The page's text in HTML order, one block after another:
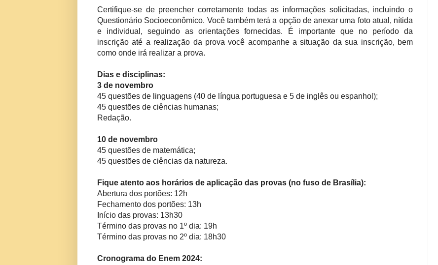
Certifique-se de preencher corretamente todas as informações solicitadas, incluindo o
Questionário Socioeconômico. Você também terá a opção de anexar uma foto atual, nítida
e individual, seguindo as orientações fornecidas. É importante que no período da
inscrição até a realização da prova você acompanhe a situação da sua inscrição, bem
como onde irá realizar a prova.
Dias e disciplinas:
3 de novembro
45 questões de linguagens (40 de língua portuguesa e 5 de inglês ou espanhol);
45 questões de ciências humanas;
Redação.
10 de novembro
45 questões de matemática;
45 questões de ciências da natureza.
Fique atento aos horários de aplicação das provas (no fuso de Brasília):
Abertura dos portões: 12h
Fechamento dos portões: 13h
Início das provas: 13h30
Término das provas no 1º dia: 19h
Término das provas no 2º dia: 18h30
Cronograma do Enem 2024: